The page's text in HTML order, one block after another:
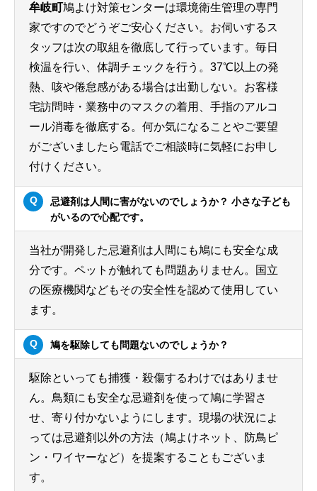
牟岐町鳩よけ対策センターは環境衛生管理の専門
家ですのでどうぞご安心ください。お伺いするス
タッフは次の取組を徹底して行っています。毎日
検温を行い、体調チェックを行う。37℃以上の発
熱、咳や倦怠感がある場合は出勤しない。お客様
宅訪問時・業務中のマスクの着用、手指のアルコ
ール消毒を徹底する。何か気になることやご要望
がございましたら電話でご相談時に気軽にお申し
付けください。
忌避剤は人間に害がないのでしょうか？ 小さな子ども
がいるので心配です。
当社が開発した忌避剤は人間にも鳩にも安全な成
分です。ペットが触れても問題ありません。国立
の医療機関などもその安全性を認めて使用してい
ます。
鳩を駆除しても問題ないのでしょうか？
駆除といっても捕獲・殺傷するわけではありませ
ん。鳥類にも安全な忌避剤を使って鳩に学習さ
せ、寄り付かないようにします。現場の状況によ
っては忌避剤以外の方法（鳩よけネット、防鳥ピ
ン・ワイヤーなど）を提案することもございま
す。